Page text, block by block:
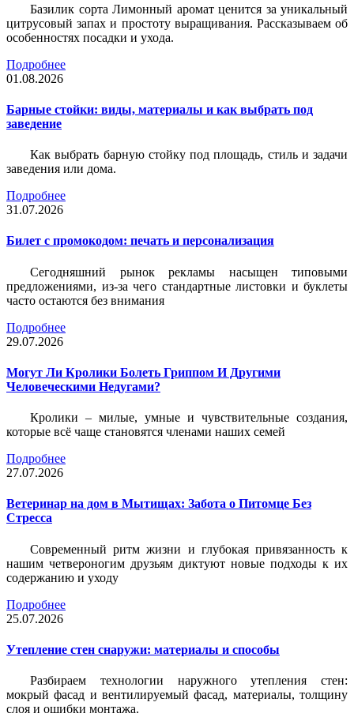
Базилик сорта Лимонный аромат ценится за уникальный
цитрусовый запах и простоту выращивания. Рассказываем об
особенностях посадки и ухода.
Подробнее
01.08.2026
Барные стойки: виды, материалы и как выбрать под
заведение
Как выбрать барную стойку под площадь, стиль и задачи
заведения или дома.
Подробнее
31.07.2026
Билет c промокодом: печать и персонализация
Сегодняшний рынок рекламы насыщен типовыми
предложениями, из-за чего стандартные листовки и буклеты
часто остаются без внимания
Подробнее
29.07.2026
Могут Ли Кролики Болеть Гриппом И Другими
Человеческими Недугами?
Кролики – милые, умные и чувствительные создания,
которые всё чаще становятся членами наших семей
Подробнее
27.07.2026
Ветеринар на дом в Мытищах: Забота о Питомце Без
Стресса
Современный ритм жизни и глубокая привязанность к
нашим четвероногим друзьям диктуют новые подходы к их
содержанию и уходу
Подробнее
25.07.2026
Утепление стен снаружи: материалы и способы
Разбираем технологии наружного утепления стен:
мокрый фасад и вентилируемый фасад, материалы, толщину
слоя и ошибки монтажа.